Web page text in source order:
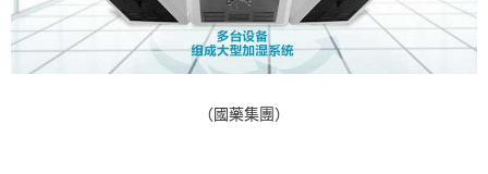
（國藥集團）